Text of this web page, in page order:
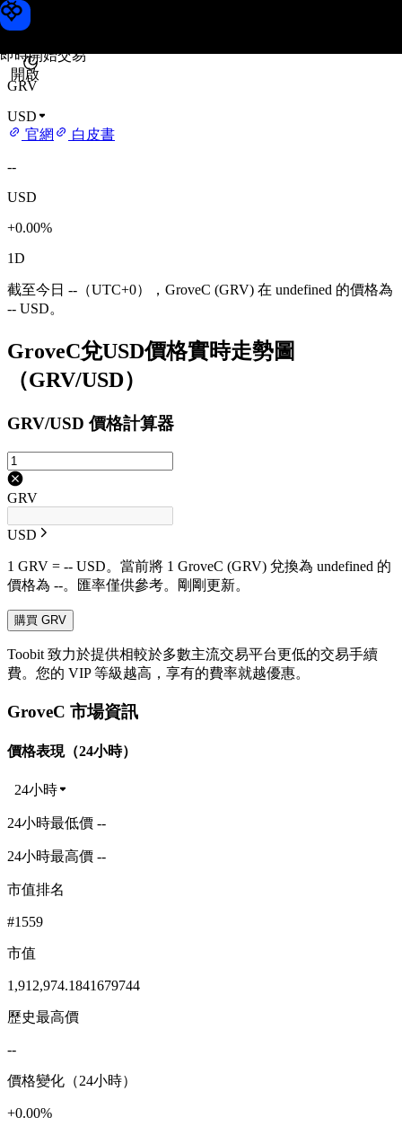
即時開始交易
開啟
GroveC 價格
GRV
USD
官網
白皮書
--
USD
+0.00%
1D
截至今日 --（UTC+0），GroveC (GRV) 在 undefined 的價格為
-- USD。
GroveC兌USD價格實時走勢圖
（GRV/USD）
GRV/USD 價格計算器
GRV
USD
1 GRV = -- USD。當前將 1 GroveC (GRV) 兌換為 undefined 的
價格為 --。匯率僅供參考。剛剛更新。
購買 GRV
Toobit 致力於提供相較於多數主流交易平台更低的交易手續
費。您的 VIP 等級越高，享有的費率就越優惠。
GroveC 市場資訊
價格表現（24小時）
24小時
24小時最低價 --
24小時最高價 --
市值排名
#1559
市值
1,912,974.1841679744
歷史最高價
--
價格變化（24小時）
+0.00%